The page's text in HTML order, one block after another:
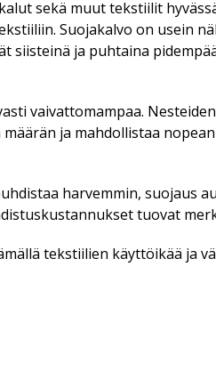
sekä muut tekstiilit
Suojakalvo on usein
siisteinä ja puhtaina
vaivattomampaa.
ja mahdollistaa
harvemmin, suojaus
tuovat
tekstiilien käyttöikää ja